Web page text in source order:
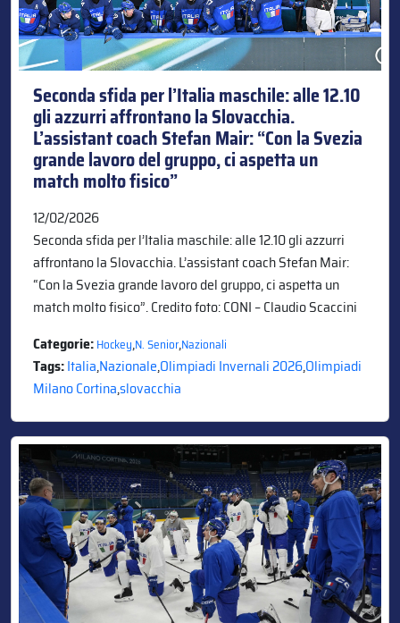
Seconda sfida per l’Italia maschile: alle 12.10
gli azzurri affrontano la Slovacchia.
L’assistant coach Stefan Mair: “Con la Svezia
grande lavoro del gruppo, ci aspetta un
match molto fisico”
12/02/2026
Seconda sfida per l’Italia maschile: alle 12.10 gli azzurri
affrontano la Slovacchia. L’assistant coach Stefan Mair:
“Con la Svezia grande lavoro del gruppo, ci aspetta un
match molto fisico”. Credito foto: CONI – Claudio Scaccini
Categorie:Hockey,N. Senior,Nazionali
Tags:Italia,Nazionale,Olimpiadi Invernali 2026,Olimpiadi
Milano Cortina,slovacchia